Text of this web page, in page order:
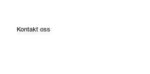
Kontakt oss